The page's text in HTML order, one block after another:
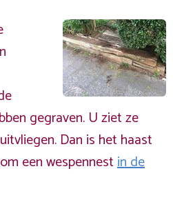
gegraven. U ziet ze
Dan is het haast
een wespennestin de